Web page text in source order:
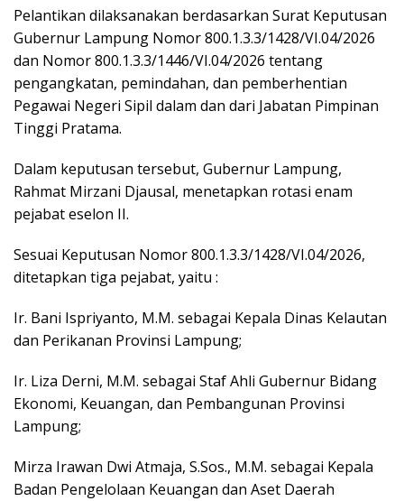
Pelantikan dilaksanakan berdasarkan Surat Keputusan
Gubernur Lampung Nomor 800.1.3.3/1428/VI.04/2026
dan Nomor 800.1.3.3/1446/VI.04/2026 tentang
pengangkatan, pemindahan, dan pemberhentian
Pegawai Negeri Sipil dalam dan dari Jabatan Pimpinan
Tinggi Pratama.
Dalam keputusan tersebut, Gubernur Lampung,
Rahmat Mirzani Djausal, menetapkan rotasi enam
pejabat eselon II.
Sesuai Keputusan Nomor 800.1.3.3/1428/VI.04/2026,
ditetapkan tiga pejabat, yaitu :
Ir. Bani Ispriyanto, M.M. sebagai Kepala Dinas Kelautan
dan Perikanan Provinsi Lampung;
Ir. Liza Derni, M.M. sebagai Staf Ahli Gubernur Bidang
Ekonomi, Keuangan, dan Pembangunan Provinsi
Lampung;
Mirza Irawan Dwi Atmaja, S.Sos., M.M. sebagai Kepala
Badan Pengelolaan Keuangan dan Aset Daerah